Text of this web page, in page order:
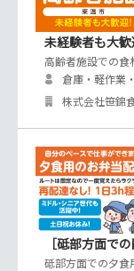
未経験者も大
高齢者施設での食
倉庫・軽作業
株式会社笹錦
［砥部方面で
砥部方面での夕食